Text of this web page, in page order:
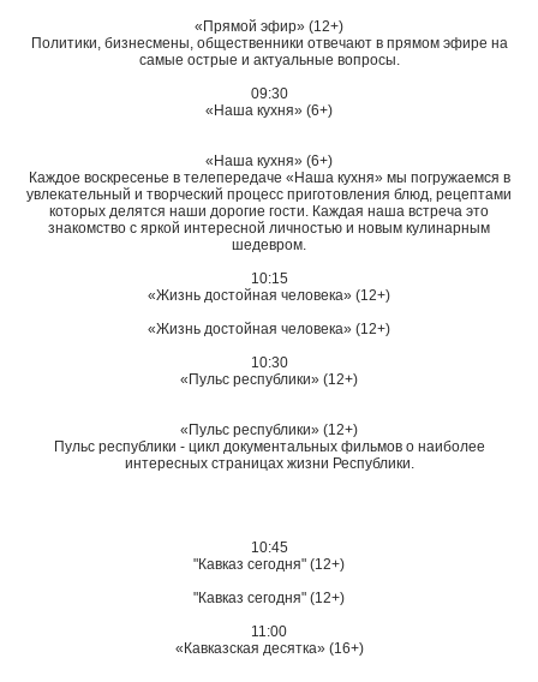
«Прямой эфир» (12+)
Политики, бизнесмены, общественники отвечают в прямом эфире на
самые острые и актуальные вопросы.
09:30
«Наша кухня» (6+)
«Наша кухня» (6+)
Каждое воскресенье в телепередаче «Наша кухня» мы погружаемся в
увлекательный и творческий процесс приготовления блюд, рецептами
которых делятся наши дорогие гости. Каждая наша встреча это
знакомство с яркой интересной личностью и новым кулинарным
шедевром.
10:15
«Жизнь достойная человека» (12+)
«Жизнь достойная человека» (12+)
10:30
«Пульс республики» (12+)
«Пульс республики» (12+)
Пульс республики - цикл документальных фильмов о наиболее
интересных страницах жизни Республики.
10:45
"Кавказ сегодня" (12+)
"Кавказ сегодня" (12+)
11:00
«Кавказская десятка» (16+)